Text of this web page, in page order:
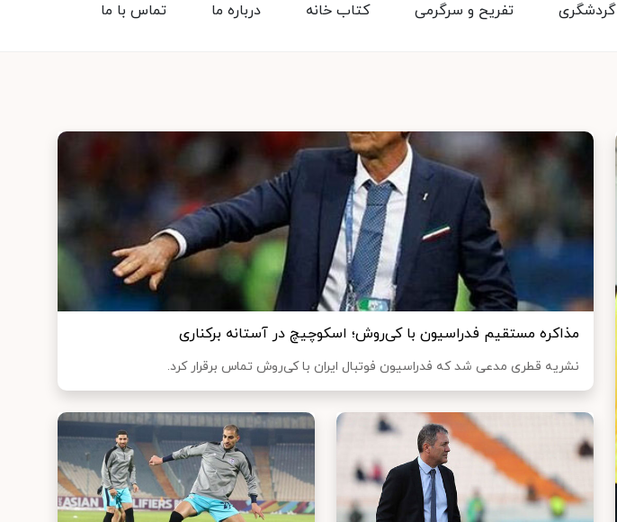
تماس با ما درباره ما کتاب خانه تفریح و سرگرمی گردشگری
مذاکره مستقیم فدراسیون با کی‌روش؛ اسکوچیچ در آستانه برکناری
نشریه قطری مدعی شد که فدراسیون فوتبال ایران با کی‌روش تماس برقرار کرد.